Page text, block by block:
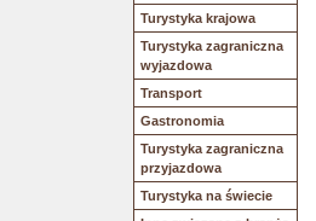
Turystyka krajowa
Turystyka zagraniczna
wyjazdowa
Transport
Gastronomia
Turystyka zagraniczna
przyjazdowa
Turystyka na świecie